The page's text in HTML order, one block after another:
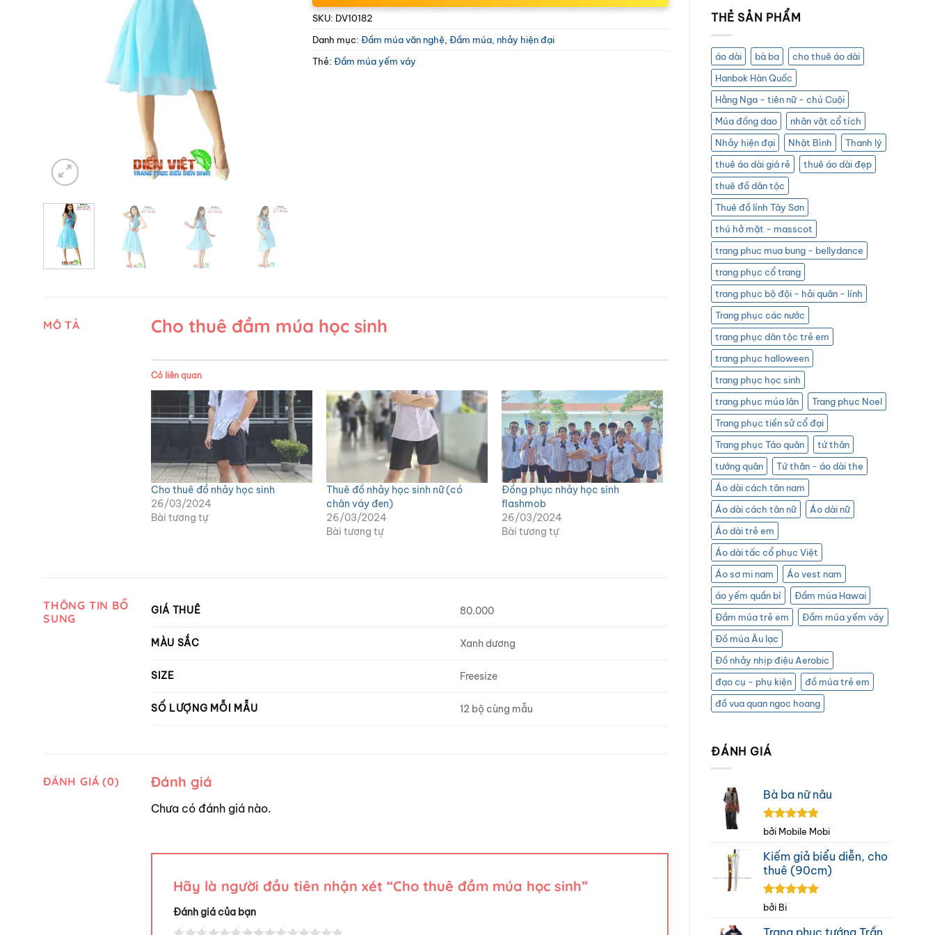
THẺ SẢN PHẨM
áo dài bà ba
cho thuê áo dài
Hanbok Hàn Quốc
Hằng Nga - tiên nữ - chú Cuội
Múa đồng dao
nhân vật cổ tích
Nhảy hiện đại
Nhật Bình
Thanh lý
thuê áo dài giá rẻ
thuê áo dài đẹp
thuê đồ dân tộc
Thuê đồ lính Tây Sơn
thú hở mặt - masscot
trang phuc mua bung - bellydance
trang phục cổ trang
trang phục bộ đội - hải quân - lính
Trang phục các nước
trang phục dân tộc trẻ em
trang phục halloween
trang phục học sinh
trang phục múa lân
Trang phục Noel
Trang phục tiền sử cổ đại
Trang phục Táo quân
tứ thân
tướng quân
Tứ thân - áo dài the
Áo dài cách tân nam
Áo dài cách tân nữ
Áo dài nữ
Áo dài trẻ em
Áo dài tấc cổ phục Việt
Áo sơ mi nam
Áo vest nam
áo yếm quần bí
Đầm múa Hawai
Đầm múa trẻ em
Đầm múa yếm váy
Đồ múa Âu lạc
Đồ nhảy nhịp điệu Aerobic
đạo cụ - phụ kiện
đồ múa trẻ em
đồ vua quan ngoc hoang
ĐÁNH GIÁ
Bà ba nữ nâu
Được xếp
sao
bởi Mobile Mobi
Kiếm giả biểu diễn, cho
thuê (90cm)
Được xếp
sao
bởi Bi
SKU: DV10182
Danh mục:Đầm múa văn nghệ ,Đầm múa, nhảy hiện đại
Thẻ:Đầm múa yếm váy
MÔ TẢ Cho thuê đầm múa học sinh
Có liên quan
Cho thuê đồ nhảy học sinh
26/03/2024
Bài tương tự
Thuê đồ nhảy học sinh nữ (có
chân váy đen)
26/03/2024
Bài tương tự
Đồng phục nhảy học sinh
flashmob
26/03/2024
Bài tương tự
THÔNG TIN BỔ
SUNG
GIÁ THUÊ 80.000
MÀU SẮC Xanh dương
SIZE Freesize
SỐ LƯỢNG MỖI MẪU 12 bộ cùng mẫu
ĐÁNH GIÁ (0) Đánh giá
Chưa có đánh giá nào.
Hãy là người đầu tiên nhận xét “Cho thuê đầm múa học sinh”
Đánh giá của bạn